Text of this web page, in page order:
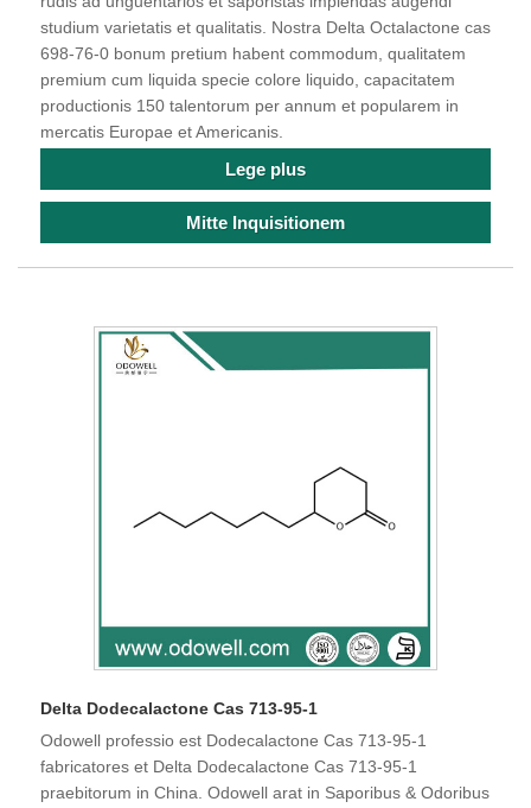
studium varietatis et qualitatis. Nostra Delta Octalactone cas
698-76-0 bonum pretium habent commodum, qualitatem
premium cum liquida specie colore liquido, capacitatem
productionis 150 talentorum per annum et popularem in
mercatis Europae et Americanis.
Lege plus
Mitte Inquisitionem
Delta Dodecalactone Cas 713-95-1
Odowell professio est Dodecalactone Cas 713-95-1
fabricatores et Delta Dodecalactone Cas 713-95-1
praebitorum in China. Odowell arat in Saporibus & Odoribus